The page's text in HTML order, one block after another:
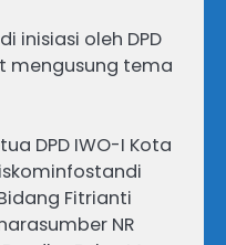
inisiasi oleh DPD
mengusung tema
DPD IWO-I Kota
Fitrianti
NR